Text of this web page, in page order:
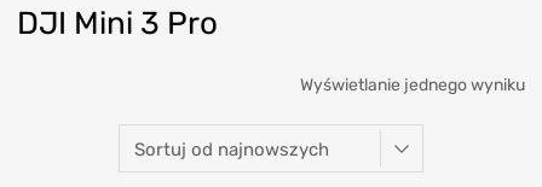
DJI Mini 3 Pro
Wyświetlanie jednego wyniku